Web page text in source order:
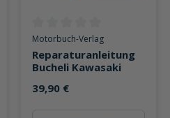
von 0 von 5 Sternen
Durchschnittliche Bewertung
Motorbuch-Verlag
Reparaturanleitung
Bucheli Kawasaki
39,90 €